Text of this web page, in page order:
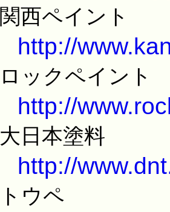
関西ペイント
http://
ロックペイント
http://
大日本塗料
http://
トウペ